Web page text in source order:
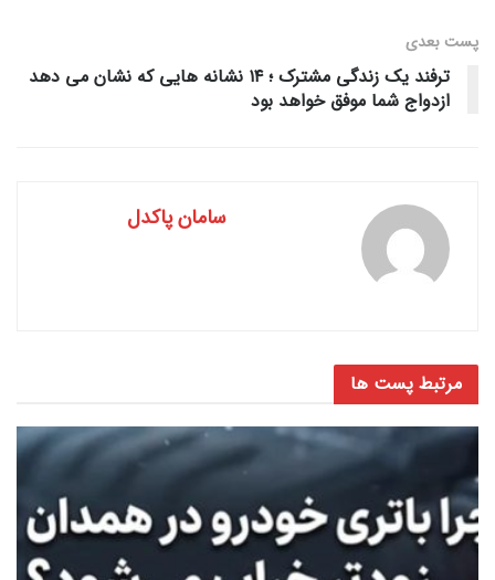
پست‌ بعدی
ترفند یک زندگی مشترک ؛ ۱۴ نشانه هایی که نشان می دهد
ازدواج شما موفق خواهد بود
سامان پاکدل
مرتبط پست ها